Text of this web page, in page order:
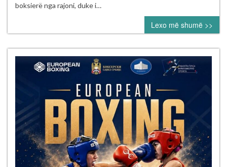
sipas
kalendarit
për
vitin
2026
boksierë nga rajoni, duke i…
Lexo më shumë >>